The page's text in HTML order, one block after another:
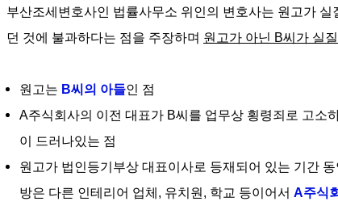
부산조세변호사인 법률사무소 위인의 변호사는 원고가
던 것에 불과하다는 점을 주장하며 원고가 아닌 B씨가 실
원고는 B씨의 아들인 점
A주식회사의 이전 대표가 B씨를 업무상 횡령죄로 고소
이 드러나있는 점
원고가 법인등기부상 대표이사로 등재되어 있는 기간
방은 다른 인테리어 업체, 유치원, 학교 등이어서 A주식